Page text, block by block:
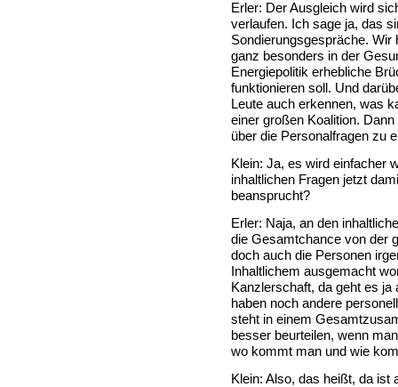
Erler: Der Ausgleich wird
verlaufen. Ich sage ja, das
Sondierungsgespräche. Wir
ganz besonders in der
Energiepolitik erhebliche
funktionieren soll. Und
Leute auch erkennen, was
einer großen Koalition.
über die Personalfragen zu
Klein: Ja, es wird einfacher
inhaltlichen Fragen jetzt
beansprucht?
Erler: Naja, an den
die Gesamtchance von der
doch auch die Personen
Inhaltlichem ausgemacht
Kanzlerschaft, da geht es
haben noch andere
steht in einem
besser beurteilen, wenn
wo kommt man und wie
Klein: Also, das heißt, da ist